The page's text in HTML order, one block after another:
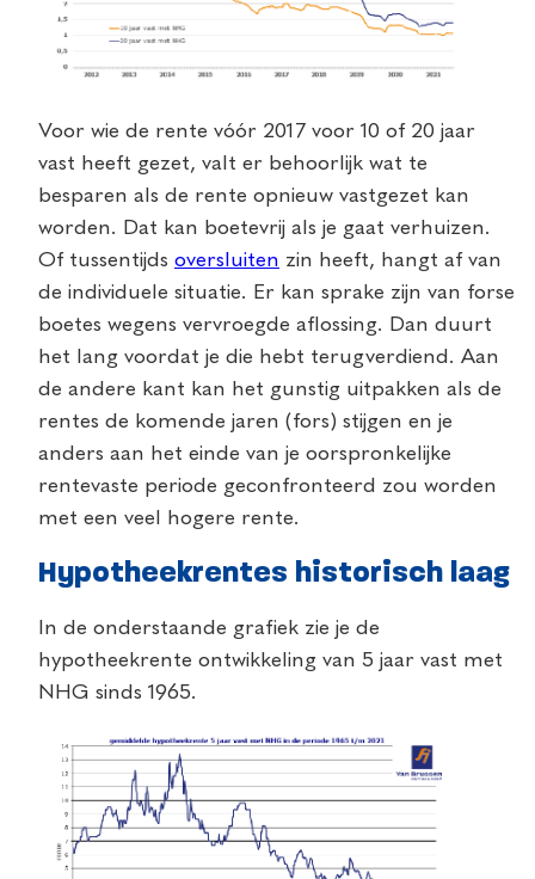
Voor wie de rente vóór 2017 voor 10 of 20 jaar
vast heeft gezet, valt er behoorlijk wat te
besparen als de rente opnieuw vastgezet kan
worden. Dat kan boetevrij als je gaat verhuizen.
Of tussentijds oversluiten zin heeft, hangt af van
de individuele situatie. Er kan sprake zijn van forse
boetes wegens vervroegde aflossing. Dan duurt
het lang voordat je die hebt terugverdiend. Aan
de andere kant kan het gunstig uitpakken als de
rentes de komende jaren (fors) stijgen en je
anders aan het einde van je oorspronkelijke
rentevaste periode geconfronteerd zou worden
met een veel hogere rente.
Hypotheekrentes historisch laag
In de onderstaande grafiek zie je de
hypotheekrente ontwikkeling van 5 jaar vast met
NHG sinds 1965.